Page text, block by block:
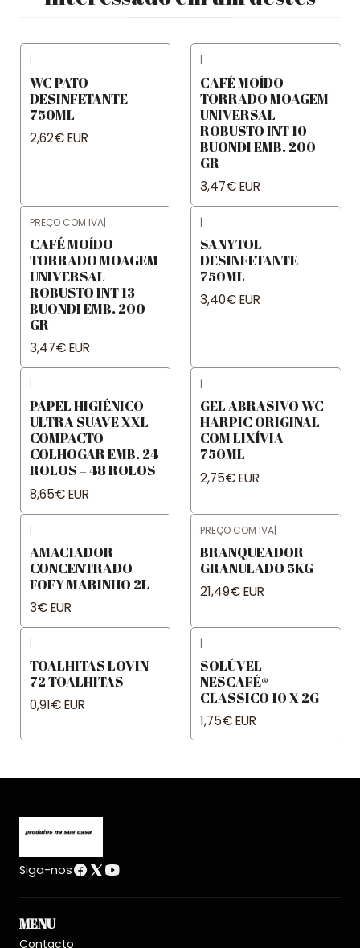
|
WC PATO
DESINFETANTE
750ML
2,62€ EUR
|
CAFÉ MOÍDO
TORRADO MOAGEM
UNIVERSAL
ROBUSTO INT 10
BUONDI EMB. 200
GR
3,47€ EUR
PREÇO COM IVA|
CAFÉ MOÍDO
TORRADO MOAGEM
UNIVERSAL
ROBUSTO INT 13
BUONDI EMB. 200
GR
3,47€ EUR
|
SANYTOL
DESINFETANTE
750ML
3,40€ EUR
|
PAPEL HIGIÉNICO
ULTRA SUAVE XXL
COMPACTO
COLHOGAR EMB. 24
ROLOS = 48 ROLOS
8,65€ EUR
|
GEL ABRASIVO WC
HARPIC ORIGINAL
COM LIXÍVIA
750ML
2,75€ EUR
|
AMACIADOR
CONCENTRADO
FOFY MARINHO 2L
3€ EUR
PREÇO COM IVA|
BRANQUEADOR
GRANULADO 5KG
21,49€ EUR
|
TOALHITAS LOVIN
72 TOALHITAS
0,91€ EUR
|
SOLÚVEL
NESCAFÉ®
CLASSICO 10 X 2G
1,75€ EUR
Siga-nos
MENU
Contacto